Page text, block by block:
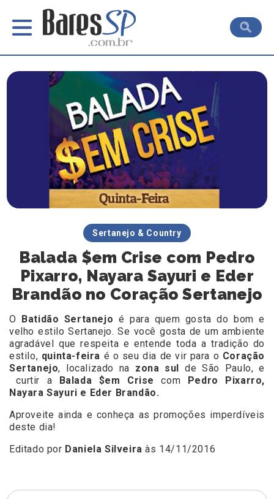
Sertanejo & Country
Balada $em Crise com Pedro
Pixarro, Nayara Sayuri e Eder
Brandão no Coração Sertanejo
O Batidão Sertanejo é para quem gosta do bom e
velho estilo Sertanejo. Se você gosta de um ambiente
agradável que respeita e entende toda a tradição do
estilo, quinta-feira é o seu dia de vir para o Coração
Sertanejo, localizado na zona sul
de São Paulo, e
curtir a
Balada $em Crise com
Pedro Pixarro,
Nayara Sayuri e Eder Brandão.
Aproveite ainda e conheça as promoções imperdíveis
deste dia!
Editado por Daniela Silveira às 14/11/2016